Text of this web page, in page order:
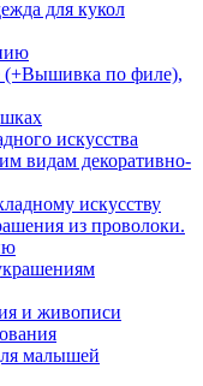
для кукол
по филе),
искусства
видам декоративно-
искусству
из проволоки.
и живописи
малышей